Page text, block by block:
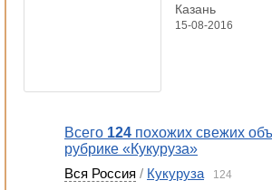
Казань
15-08-2016
Всего 124 похожих свежих
рубрике «Кукуруза»
Вся Россия / Кукуруза 124